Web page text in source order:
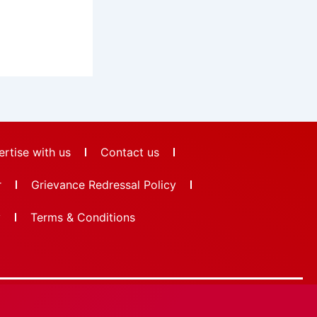
with us Contact us
Grievance Redressal Policy
Terms & Conditions